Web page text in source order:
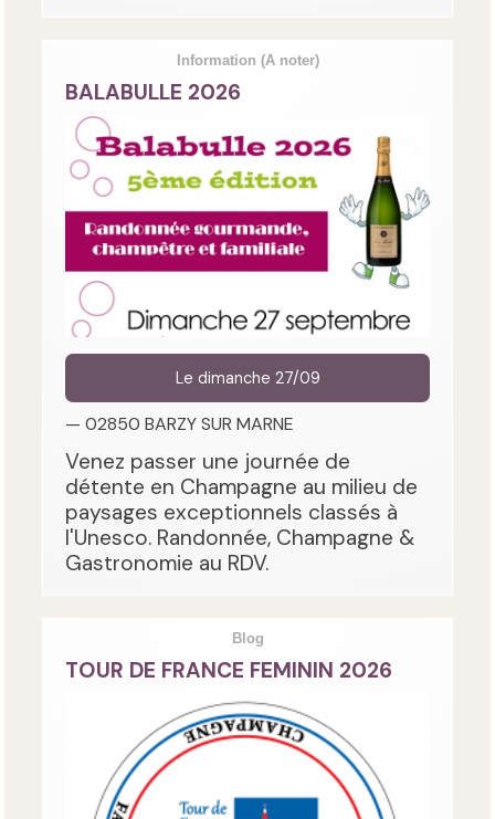
Information (A noter)
BALABULLE 2026
Le dimanche 27/09
— 02850 BARZY SUR MARNE
Venez passer une journée de
détente en Champagne au milieu de
paysages exceptionnels classés à
l'Unesco. Randonnée, Champagne &
Gastronomie au RDV.
Blog
TOUR DE FRANCE FEMININ 2026